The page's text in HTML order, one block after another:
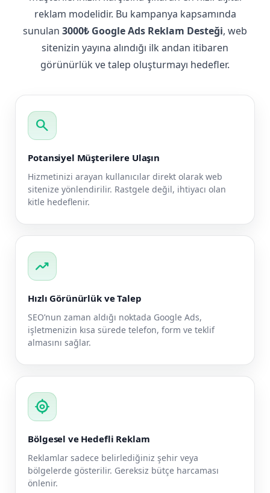
reklam modelidir. Bu kampanya kapsamında
sunulan 3000₺ Google Ads Reklam Desteği, web
sitenizin yayına alındığı ilk andan itibaren
görünürlük ve talep oluşturmayı hedefler.
search
Potansiyel Müşterilere Ulaşın
Hizmetinizi arayan kullanıcılar direkt olarak web
sitenize yönlendirilir. Rastgele değil, ihtiyacı olan
kitle hedeflenir.
trending_up
Hızlı Görünürlük ve Talep
SEO’nun zaman aldığı noktada Google Ads,
işletmenizin kısa sürede telefon, form ve teklif
almasını sağlar.
my_location
Bölgesel ve Hedefli Reklam
Reklamlar sadece belirlediğiniz şehir veya
bölgelerde gösterilir. Gereksiz bütçe harcaması
önlenir.